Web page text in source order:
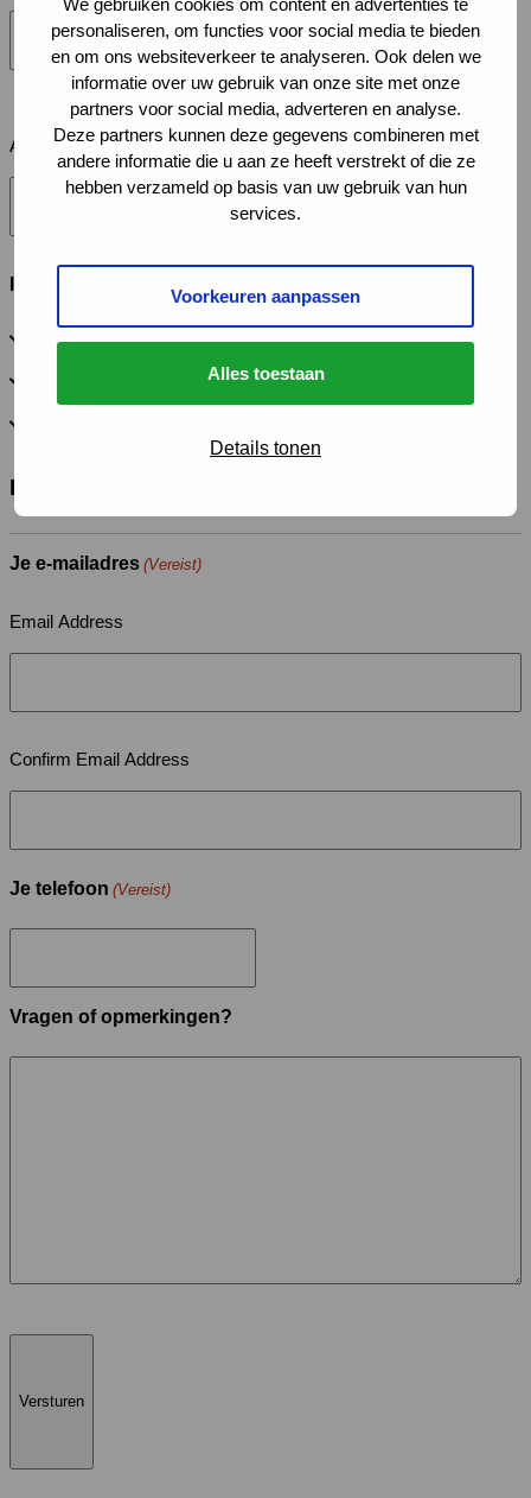
We gebruiken cookies om content en advertenties te
personaliseren, om functies voor social media te bieden
en om ons websiteverkeer te analyseren. Ook delen we
informatie over uw gebruik van onze site met onze
partners voor social media, adverteren en analyse.
Deze partners kunnen deze gegevens combineren met
andere informatie die u aan ze heeft verstrekt of die ze
hebben verzameld op basis van uw gebruik van hun
services.
Voorkeuren aanpassen
Alles toestaan
Details tonen
Achternaam
Interesse in (je kunt meerdere opties selecteren)
Deelname koplopertraject
Deelname leerwerkplaats
Hoe kunnen wij je bereiken?
Je e-mailadres (Vereist)
Email Address
Confirm Email Address
Je telefoon (Vereist)
Vragen of opmerkingen?
Versturen